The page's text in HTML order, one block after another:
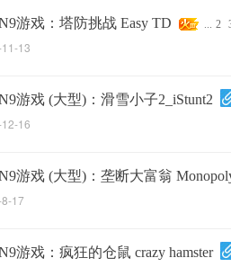
游戏：塔防挑战 Easy TD ... 2
13
游戏 (大型)：滑雪小子2_iStunt2
16
游戏 (大型)：垄断大富翁
17
游戏：疯狂的仓鼠 crazy hamster